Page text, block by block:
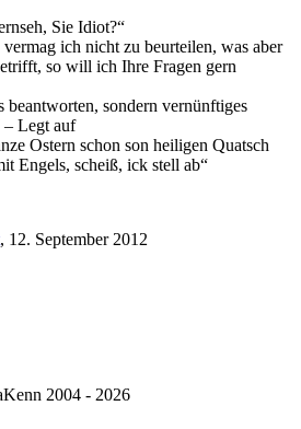
Sie Idiot?
ich nicht zu beurteilen, was aber
so will ich Ihre Fragen gern
beantworten, sondern vernünftiges
– Legt auf
Ostern schon son heiligen Quatsch
Engels, scheiß, ick stell ab
, 12. September 2012
2004 - 2026